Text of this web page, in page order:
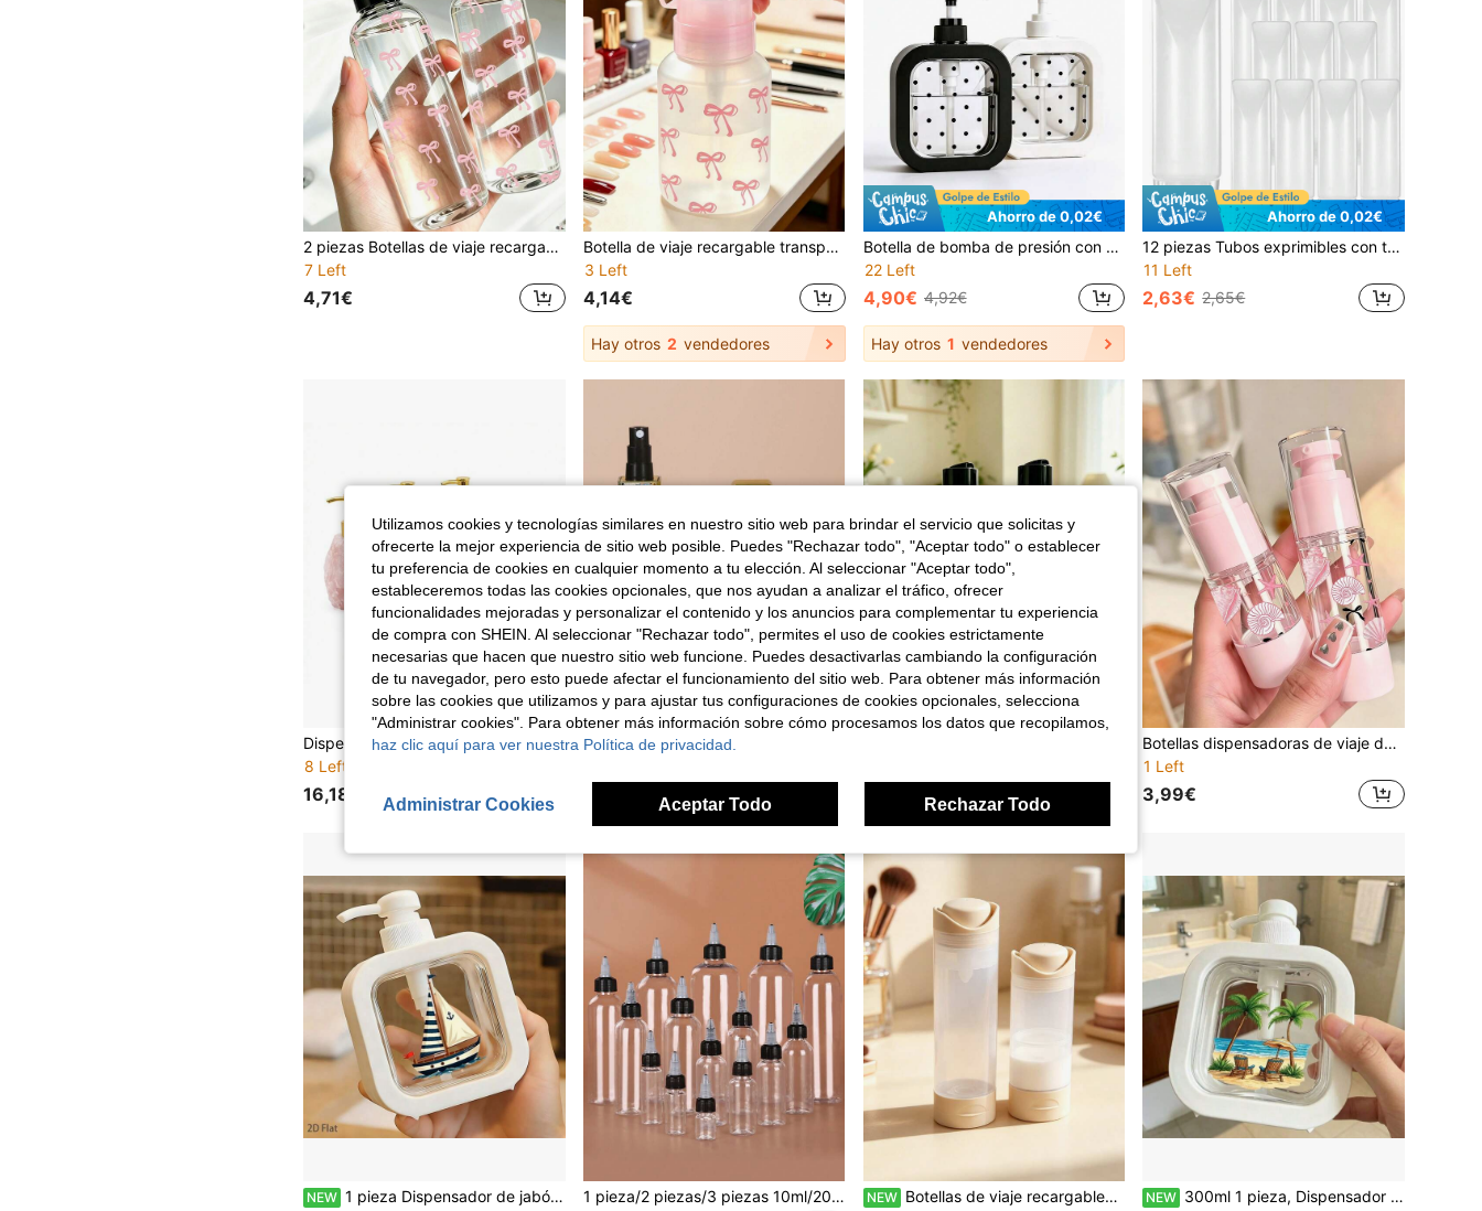
2 piezas Botellas de viaje recargables transparentes para desmaquillante, diseño de patrón de lazo lindo, diseño de botella dispensadora de estética minimalista, con estampado lindo, cabezal de bomba plano para dispensación suave, material engrosado que garantiza un excelente rendimiento antigoteo, diseño roscado a prueba de fugas, contenedor esencial de cuidado de la piel para viajes y fitness
7 Left
4,71€
Botella de viaje recargable transparente con patrón de lazo rosa para mascotas, dispensador de desmaquillante con cabezal de bomba portátil, adecuado para quitaesmalte de uñas, tónico y desmaquillante, diseño de tapa redonda, reutilizable, botella de desmaquillante, esencial de viaje
3 Left
4,14€
Hay otros 2 vendedores
Ahorro de 0,02€
Botella de bomba de presión con estampado de lunares, recipiente rellenable para champú, gel de ducha y jabón de manos, decoración minimalista para el baño
22 Left
4,90€ 4,92€
Hay otros 1 vendedores
Ahorro de 0,02€
12 piezas Tubos exprimibles con tapa abatible, adecuados para pasta de dientes, crema de manos, limpiador facial, champú, gel de baño, gel de ducha, etc., contenedores de viaje multifuncionales (Juego de 7/3/1 piezas)
11 Left
2,63€ 2,65€
Dispensador de jabón de cristal natural, botella de bomba de loción de piedra en bruto, recipiente de líquido de piedra preciosa rellenable, adecuado para baño, cocina, decoración del hogar
8 Left
16,18€
Botellas dispensadoras de viaje de plástico transparente con patrón de estrella de mar y concha de verano - Recipientes cosméticos recargables para loción, crema, champú y tónico; Hechas de material plástico de alta calidad, rendimiento confiable, sin olor y resistente a la deformación, adecuadas para viajes o uso doméstico, esencial de playa, imprescindible para vacaciones
1 Left
3,99€
NEW 1 pieza Dispensador de jabón de presión creativo, esquema de color náutico clásico azul blanco rojo, elementos de velero y olas, creando una atmósfera de playa de verano libre y refrescante. Adecuado para baño, cocina, lavabo, adecuado para jabón, lavado de manos, gel de baño y otros dispensadores. Impresión de patrón plano 2D 1 pieza/2 piezas/3 piezas 10ml/20ml/30ml/50ml/60ml/100ml Botellas de gotero rellenables de aceites esenciales, botellas de gotero de apriete, botellas dispensadoras de punta clara NEW Botellas de viaje recargables y apretables, botellas dispensadoras de cosméticos portátiles a prueba de fugas, botellas dispensadoras de plástico vacías para loción, champú y agua, adecuadas para almacenamiento de artículos de tocador y cuidado de la piel en el baño durante los viajes
NEW 300ml 1 pieza, Dispensador de jabón con patrón de silla de playa y árbol de coco - Botella recargable. Decoración de verano - Plástico duradero, accesorio de baño, diseño lindo, fácil de usar | Patrón plano 2D | Adecuado para almacenamiento de viaje, regalo y uso personal.
Utilizamos cookies y tecnologías similares en nuestro sitio web para brindar el servicio que solicitas y
ofrecerte la mejor experiencia de sitio web posible. Puedes "Rechazar todo", "Aceptar todo" o establecer
tu preferencia de cookies en cualquier momento a tu elección. Al seleccionar "Aceptar todo",
estableceremos todas las cookies opcionales, que nos ayudan a analizar el tráfico, ofrecer
funcionalidades mejoradas y personalizar el contenido y los anuncios para complementar tu experiencia
de compra con SHEIN. Al seleccionar "Rechazar todo", permites el uso de cookies estrictamente
necesarias que hacen que nuestro sitio web funcione. Puedes desactivarlas cambiando la configuración
de tu navegador, pero esto puede afectar el funcionamiento del sitio web. Para obtener más información
sobre las cookies que utilizamos y para ajustar tus configuraciones de cookies opcionales, selecciona
"Administrar cookies". Para obtener más información sobre cómo procesamos los datos que recopilamos,
haz clic aquí para ver nuestra Política de privacidad.
Administrar Cookies Aceptar Todo Rechazar Todo